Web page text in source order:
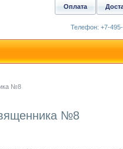
№8
№8
Оплата
Телефон: +7-